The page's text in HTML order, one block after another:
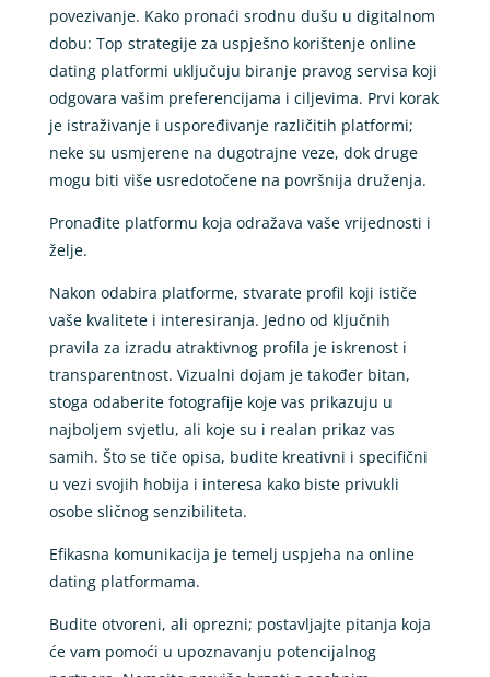
povezivanje. Kako pronaći srodnu dušu u digitalnom
dobu: Top strategije za uspješno korištenje online
dating platformi uključuju biranje pravog servisa koji
odgovara vašim preferencijama i ciljevima. Prvi korak
je istraživanje i uspoređivanje različitih platformi;
neke su usmjerene na dugotrajne veze, dok druge
mogu biti više usredotočene na površnija druženja.
Pronađite platformu koja odražava vaše vrijednosti i
želje.
Nakon odabira platforme, stvarate profil koji ističe
vaše kvalitete i interesiranja. Jedno od ključnih
pravila za izradu atraktivnog profila je iskrenost i
transparentnost. Vizualni dojam je također bitan,
stoga odaberite fotografije koje vas prikazuju u
najboljem svjetlu, ali koje su i realan prikaz vas
samih. Što se tiče opisa, budite kreativni i specifični
u vezi svojih hobija i interesa kako biste privukli
osobe sličnog senzibiliteta.
Efikasna komunikacija je temelj uspjeha na online
dating platformama.
Budite otvoreni, ali oprezni; postavljajte pitanja koja
će vam pomoći u upoznavanju potencijalnog